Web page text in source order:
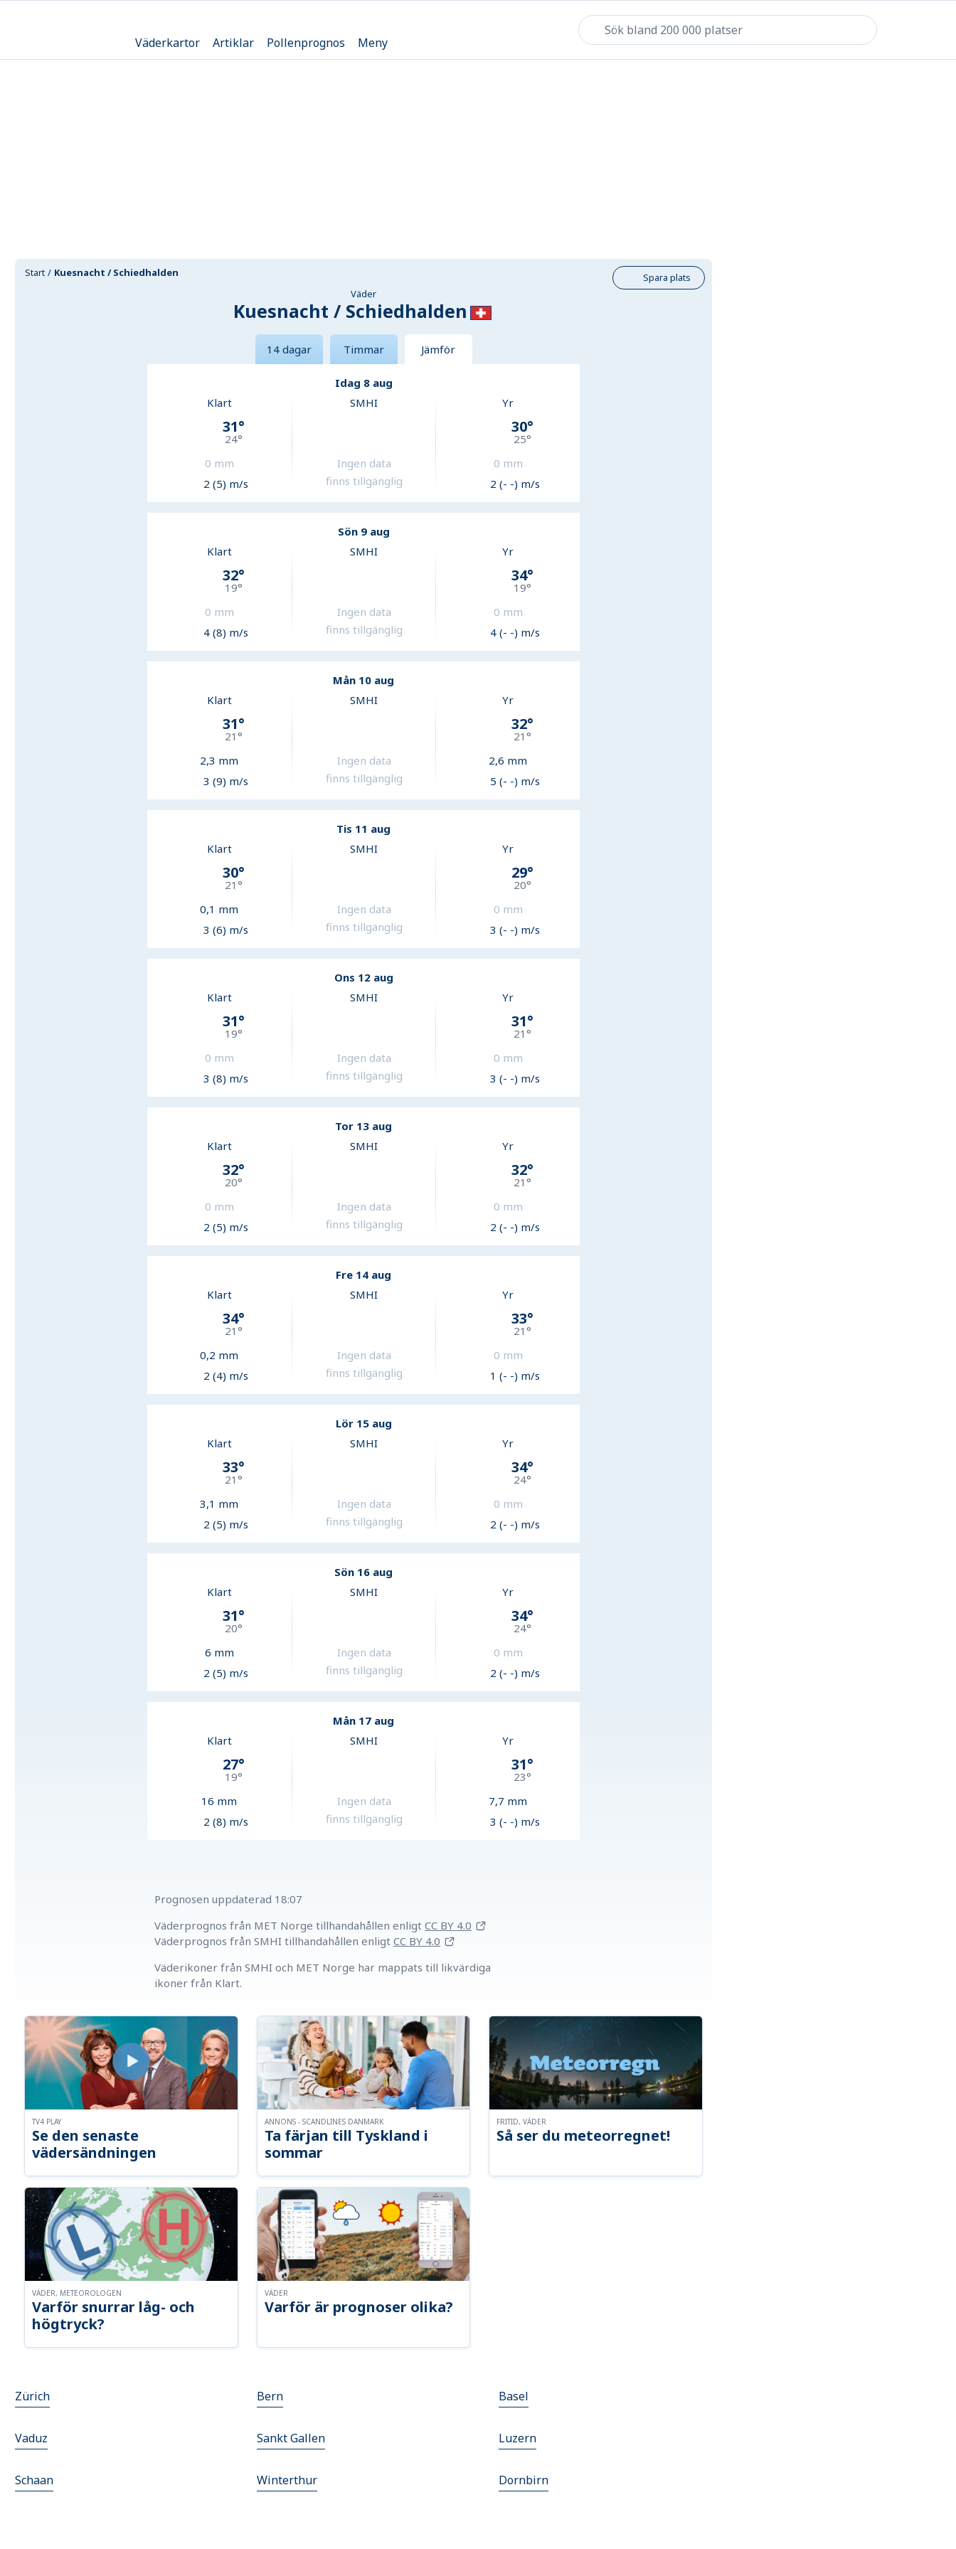
Väderkartor Artiklar Pollenprognos Meny
Start Kuesnacht / Schiedhalden
Spara plats
Väder
Kuesnacht / Schiedhalden
14 dagar Timmar Jämför
Idag 8 aug
Klart
31°
24°
0 mm
2 (5) m/s
SMHI
Ingen data
finns tillgänglig
Yr
30°
25°
0 mm
2 (- -) m/s
Sön 9 aug
Klart
32°
19°
0 mm
4 (8) m/s
SMHI
Ingen data
finns tillgänglig
Yr
34°
19°
0 mm
4 (- -) m/s
Mån 10 aug
Klart
31°
21 °
2,3 mm
3 (9) m/s
SMHI
Ingen data
finns tillgänglig
Yr
32°
21 °
2,6 mm
5 (- -) m/s
Tis 11 aug
Klart
30°
21 °
0,1 mm
3 (6) m/s
SMHI
Ingen data
finns tillgänglig
Yr
29°
20°
0 mm
3 (- -) m/s
Ons 12 aug
Klart
31°
19°
0 mm
3 (8) m/s
SMHI
Ingen data
finns tillgänglig
Yr
31°
21 °
0 mm
3 (- -) m/s
Tor 13 aug
Klart
32°
20°
0 mm
2 (5) m/s
SMHI
Ingen data
finns tillgänglig
Yr
32°
21 °
0 mm
2 (- -) m/s
Fre 14 aug
Klart
34°
21 °
0,2 mm
2 (4) m/s
SMHI
Ingen data
finns tillgänglig
Yr
33°
21 °
0 mm
1 (- -) m/s
Lör 15 aug
Klart
33°
21 °
3,1 mm
2 (5) m/s
SMHI
Ingen data
finns tillgänglig
Yr
34°
24°
0 mm
2 (- -) m/s
Sön 16 aug
Klart
31°
20°
6 mm
2 (5) m/s
SMHI
Ingen data
finns tillgänglig
Yr
34°
24°
0 mm
2 (- -) m/s
Mån 17 aug
Klart
27°
19°
16 mm
2 (8) m/s
SMHI
Ingen data
finns tillgänglig
Yr
31°
23°
7,7 mm
3 (- -) m/s
Prognosen uppdaterad 18:07
Väderprognos från MET Norge tillhandahållen enligt CC BY 4.0
Väderprognos från SMHI tillhandahållen enligt CC BY 4.0
Väderikoner från SMHI och MET Norge har mappats till likvärdiga
ikoner från Klart.
Se den senaste
vädersändningen
TV4 PLAY
Ta färjan till Tyskland i
sommar
ANNONS - SCANDLINES DANMARK
Så ser du meteorregnet!
FRITID, VÄDER
Varför snurrar låg- och
högtryck?
VÄDER, METEOROLOGEN
Varför är prognoser olika?
VÄDER
Zürich Bern Basel
Vaduz Sankt Gallen Luzern
Schaan Winterthur Dornbirn